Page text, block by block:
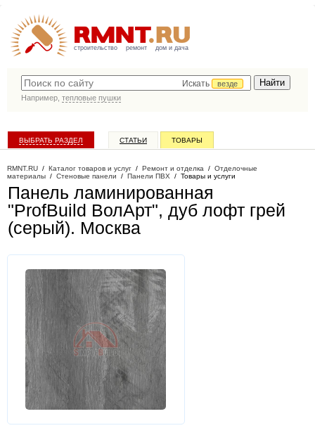
строительство ремонт дом и дача
Искать
везде
Например, тепловые пушки
ВЫБРАТЬ РАЗДЕЛ СТАТЬИ ТОВАРЫ
RMNT.RU / Каталог товаров и услуг / Ремонт и отделка / Отделочные
материалы / Стеновые панели / Панели ПВХ / Товары и услуги
Панель ламинированная
"ProfBuild ВолАрт", дуб лофт грей
(серый). Москва